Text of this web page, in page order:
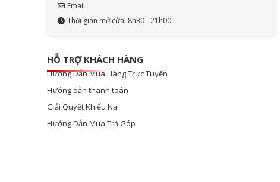
Email:
Thời gian mở cửa: 8h30 - 21h00
HỖ TRỢ KHÁCH HÀNG
Hướng Dẫn Mua Hàng Trực Tuyến
Hướng dẫn thanh toán
Giải Quyết Khiếu Nại
Hướng Dẫn Mua Trả Góp